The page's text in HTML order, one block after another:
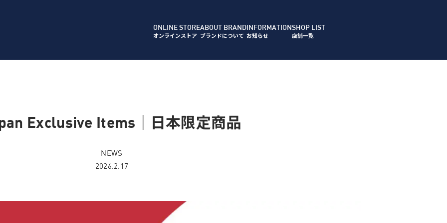
ONLINE STORE
オンラインストア
ABOUT BRAND
ブランドについて
INFORMATION
お知らせ
SHOP LIST
店舗一覧
Exclusive Items｜日本限定商品
NEWS
2026.2.17